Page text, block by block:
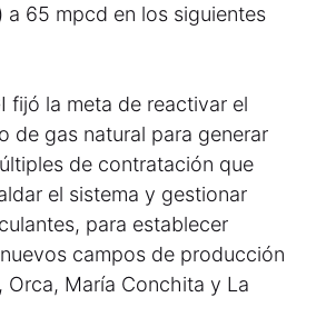
a 65 mpcd en los siguientes
fijó la meta de reactivar el
de gas natural para generar
de contratación que
el sistema y gestionar
para establecer
campos de producción
Orca, María Conchita y La